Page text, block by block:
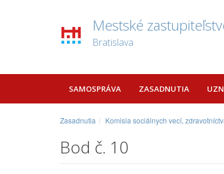
Mestské
Bratislava
SAMOSPRÁVA ZASADNUTIA
Zasadnutia Komisia sociálnych vecí,
Bod č. 10